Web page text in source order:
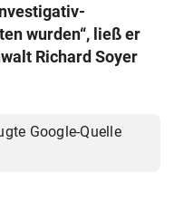
wurden“, ließ er
Richard Soyer
Google-Quelle